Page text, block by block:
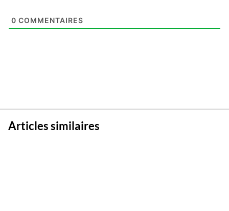
0 COMMENTAIRES
Articles similaires